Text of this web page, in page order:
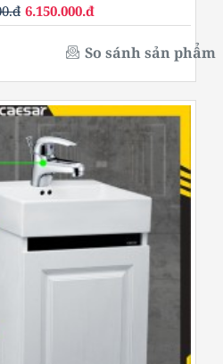
6.150.000.đ
So sánh sản phẩm